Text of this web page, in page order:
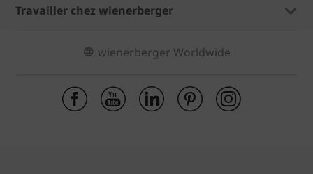
Travailler chez wienerberger
wienerberger Worldwide